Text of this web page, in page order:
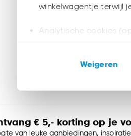
winkelwagentje terwijl
Analytische cookies
ook buiten de
Klik op ‘Ja, alles
Weigeren
€ 5,- korting op je
van leuke aanbiedingen,